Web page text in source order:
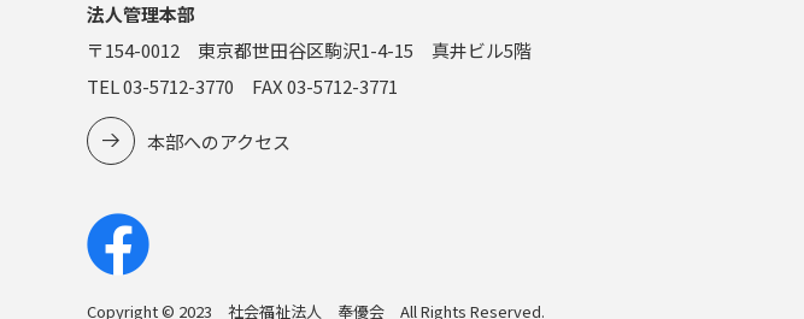
法人管理本部
〒154-0012 東京都世田谷区駒沢1-4-15 真井ビル5階
TEL 03-5712-3770 FAX 03-5712-3771
本部へのアクセス
Copyright © 2023 社会福祉法人 奉優会 All Rights Reserved.